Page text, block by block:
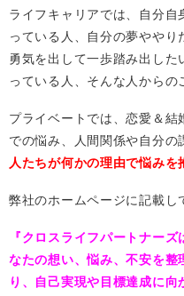
ライフキャリアでは、自分
っている人、自分の夢ややり
勇気を出して一歩踏み出した
っている人、そんな人からの
プライベートでは、恋愛＆
での悩み、人間関係や自分の
人たちが何かの理由で悩みを
弊社のホームページに記載し
『クロスライフパートナー
なたの想い、悩み、不安を整
り、自己実現や目標達成に